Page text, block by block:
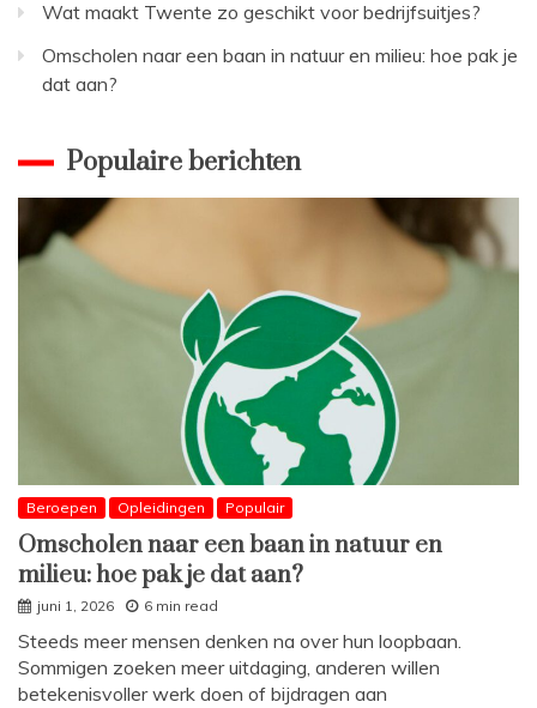
Wat maakt Twente zo geschikt voor bedrijfsuitjes?
Omscholen naar een baan in natuur en milieu: hoe pak je
dat aan?
Populaire berichten
Beroepen Opleidingen Populair
Omscholen naar een baan in natuur en
milieu: hoe pak je dat aan?
juni 1, 2026 6 min read
Steeds meer mensen denken na over hun loopbaan.
Sommigen zoeken meer uitdaging, anderen willen
betekenisvoller werk doen of bijdragen aan